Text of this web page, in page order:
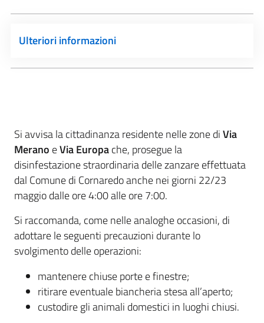
Ulteriori informazioni
Si avvisa la cittadinanza residente nelle zone diVia
Merano eVia Europache, prosegue la
disinfestazione straordinaria delle zanzare effettuata
dal Comune di Cornaredo anche nei giorni 22/23
maggio dalle ore 4:00 alle ore 7:00.
Si raccomanda, come nelle analoghe occasioni, di
adottare le seguenti precauzioni durante lo
svolgimento delle operazioni:
mantenere chiuse porte e finestre;
ritirare eventuale biancheria stesa all’aperto;
custodire gli animali domestici in luoghi chiusi.